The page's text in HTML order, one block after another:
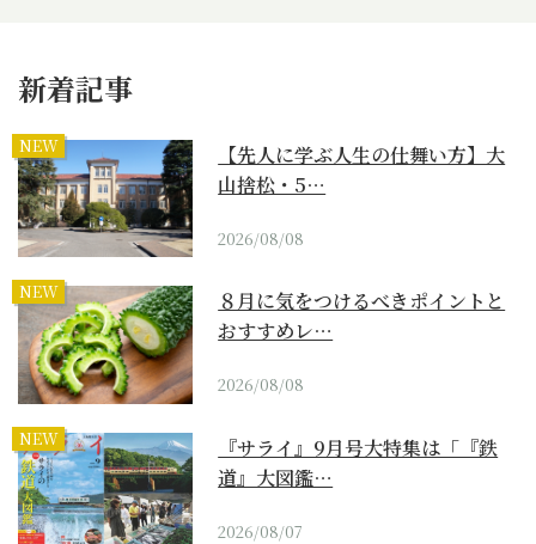
新着記事
NEW
【先人に学ぶ人生の仕舞い方】大
山捨松・5…
2026/08/08
NEW
８月に気をつけるべきポイントと
おすすめレ…
2026/08/08
NEW
『サライ』9月号大特集は「『鉄
道』大図鑑…
2026/08/07